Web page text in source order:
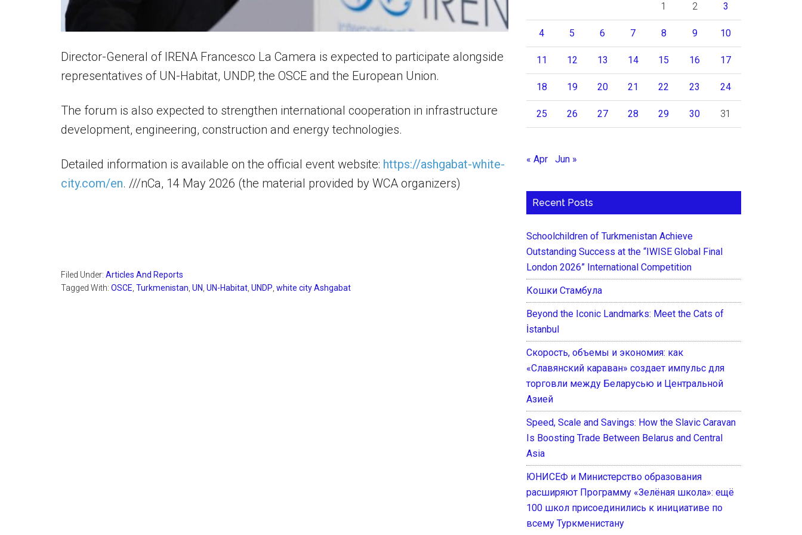
Director-General of IRENA Francesco La Camera is expected to participate alongside
representatives of UN-Habitat, UNDP, the OSCE and the European Union.
The forum is also expected to strengthen international cooperation in infrastructure
development, engineering, construction and energy technologies.
Detailed information is available on the official event website: https://ashgabat-white-
city.com/en. ///nCa, 14 May 2026 (the material provided by WCA organizers)
Filed Under: Articles And Reports
Tagged With: OSCE Turkmenistan UN UN-Habitat UNDP white city Ashgabat
1 2 3
4 5 6 7 8 9 10
11 12 13 14 15 16 17
18 19 20 21 22 23 24
25 26 27 28 29 30 31
« Apr Jun »
Recent Posts
Schoolchildren of Turkmenistan Achieve
Outstanding Success at the “IWISE Global Final
London 2026” International Competition
Кошки Стамбула
Beyond the Iconic Landmarks: Meet the Cats of
İstanbul
Скорость, объемы и экономия: как
«Славянский караван» создает импульс для
торговли между Беларусью и Центральной
Азией
Speed, Scale and Savings: How the Slavic Caravan
Is Boosting Trade Between Belarus and Central
Asia
ЮНИСЕФ и Министерство образования
расширяют Программу «Зелёная школа»: ещё
100 школ присоединились к инициативе по
всему Туркменистану